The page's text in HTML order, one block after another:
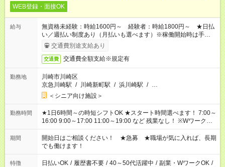
WEB登録・面接OK
給与
無資格未経験：時給1600円～ 経験者：時給1800円～ ★日払
い／週払い制度あり（月払いも選べます）※稼働開始時は手続き
完了次第のお支払いとなります。
交通費別途支給あり
交通費 交通費全額支給※規定有
勤務地
川崎市川崎区
京急川崎駅 / 川崎新町駅 / 浜川崎駅 / …
＜シニア向け施設＞
勤務時間
★1日6時間～の時短シフトOK ★スタート時間選べます！ 7:00～
16:00 9:00～17:00 11:00～19:00 など 残業なし！ ※Wワークの
場合、他のお仕事と合わせ週40時間超の就業はご案内できませ
ん ※法令に基づき、週20時間以上勤務は社会保険への加入対象
となります ※労働者派遣法（日雇い派遣の原則禁止）により、
短時間・短期間の就業はご案内が難しい場合があります
期間
開始日はご相談ください！ ★急募 ★職場が気に入れば、長期
でも働けます！
特徴 日払いOK / 履歴書不要 / 40～50代活躍中 / 副業・WワークOK /